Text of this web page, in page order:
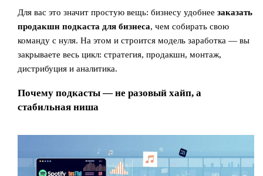
Для вас это значит простую вещь: бизнесу удобнеезаказать
продакшн подкаста для бизнеса, чем собирать свою
команду с нуля. На этом и строится модель заработка — вы
закрываете весь цикл: стратегия, продакшн, монтаж,
дистрибуция и аналитика.
Почему подкасты — не разовый хайп, а
стабильная ниша